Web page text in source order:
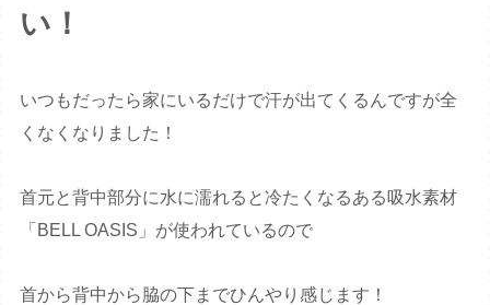
い！
いつもだったら家にいるだけで汗が出てくるんですが全
くなくなりました！
首元と背中部分に水に濡れると冷たくなるある吸水素材
「BELL OASIS」が使われているので
首から背中から脇の下までひんやり感じます！